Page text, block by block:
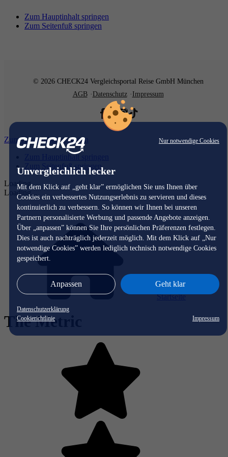
Nur notwendige Cookies
Unvergleichlich lecker
Mit dem Klick auf „geht klar” ermöglichen Sie uns Ihnen über
Cookies ein verbessertes Nutzungserlebnis zu servieren und dieses
kontinuierlich zu verbessern. So können wir Ihnen bei unseren
Partnern personalisierte Werbung und passende Angebote anzeigen.
Über „anpassen” können Sie Ihre persönlichen Präferenzen festlegen.
Dies ist auch nachträglich jederzeit möglich. Mit dem Klick auf „Nur
notwendige Cookies” werden lediglich technisch notwendige Cookies
gespeichert.
Anpassen Geht klar
Datenschutzerklärung
Cookierichtlinie
Impressum
Zum Hauptinhalt springen
Zum Seitenfuß springen
© 2026 CHECK24 Vergleichsportal Reise GmbH München
AGB
Datenschutz Impressum
Zum Hauptinhalt springen
Zum Hauptinhalt springen
Zum Seitenfuß springen
Loading...
Loading...
Startseite
The Metric